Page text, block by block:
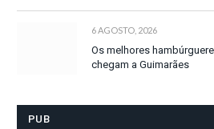
6 AGOSTO, 2026
Os melhores
chegam a Guimarães
PUB